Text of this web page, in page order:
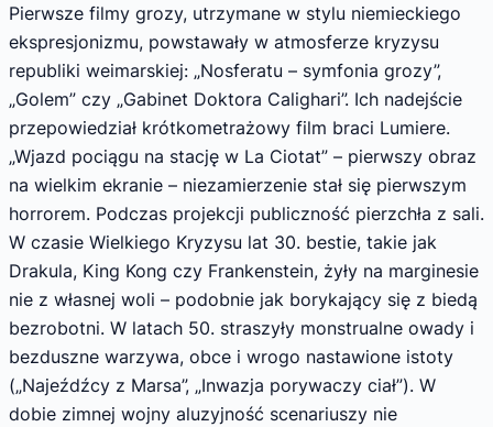
Pierwsze filmy grozy, utrzymane w stylu niemieckiego
ekspresjonizmu, powstawały w atmosferze kryzysu
republiki weimarskiej: „Nosferatu – symfonia grozy”,
„Golem” czy „Gabinet Doktora Calighari”. Ich nadejście
przepowiedział krótkometrażowy film braci Lumiere.
„Wjazd pociągu na stację w La Ciotat” – pierwszy obraz
na wielkim ekranie – niezamierzenie stał się pierwszym
horrorem. Podczas projekcji publiczność pierzchła z sali.
W czasie Wielkiego Kryzysu lat 30. bestie, takie jak
Drakula, King Kong czy Frankenstein, żyły na marginesie
nie z własnej woli – podobnie jak borykający się z biedą
bezrobotni. W latach 50. straszyły monstrualne owady i
bezduszne warzywa, obce i wrogo nastawione istoty
(„Najeźdźcy z Marsa”, „Inwazja porywaczy ciał”). W
dobie zimnej wojny aluzyjność scenariuszy nie